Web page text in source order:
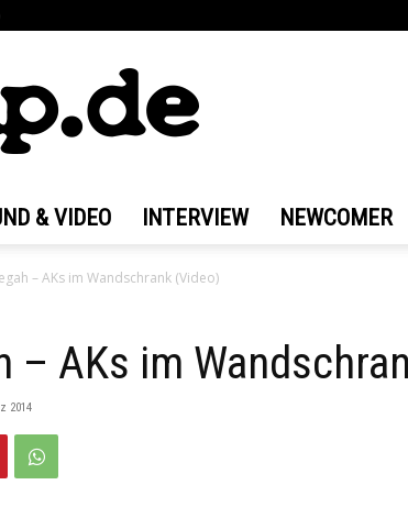
& VIDEO INTERVIEW NEWCOMER
– AKs im Wandschrank (Video)
– AKs im
2014